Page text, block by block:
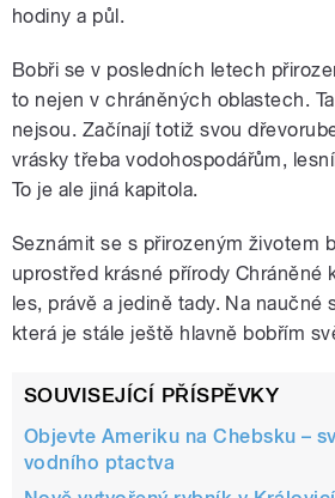
hodiny a půl.
Bobři se v posledních letech
to nejen v chráněných oblastech.
nejsou. Začínají totiž svou
vrásky třeba vodohospodářům,
To je ale jiná kapitola.
Seznámit se s přirozeným životem
uprostřed krásné přírody Chráněné
les, právě a jedině tady. Na naučné
která je stále ještě hlavně bobřím
SOUVISEJÍCÍ PŘÍSPĚVKY
Objevte Ameriku na Chebsku –
vodního ptactva